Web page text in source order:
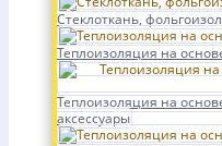
Стеклоткань,
Теплоизоляция на
Теплоизоляция на
аксессуары